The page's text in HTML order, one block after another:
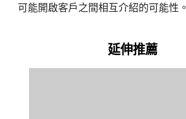
可能開啟客戶之間相互介紹的可能性。
延伸推薦